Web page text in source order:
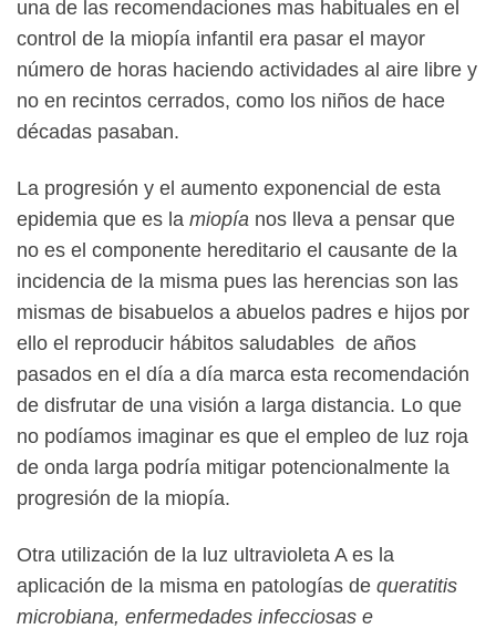
una de las recomendaciones mas habituales en el
control de la miopía infantil era pasar el mayor
número de horas haciendo actividades al aire libre y
no en recintos cerrados, como los niños de hace
décadas pasaban.
La progresión y el aumento exponencial de esta
epidemia que es la miopía nos lleva a pensar que
no es el componente hereditario el causante de la
incidencia de la misma pues las herencias son las
mismas de bisabuelos a abuelos padres e hijos por
ello el reproducir hábitos saludables de años
pasados en el día a día marca esta recomendación
de disfrutar de una visión a larga distancia. Lo que
no podíamos imaginar es que el empleo de luz roja
de onda larga podría mitigar potencionalmente la
progresión de la miopía.
Otra utilización de la luz ultravioleta A es la
aplicación de la misma en patologías de queratitis
microbiana, enfermedades infecciosas e